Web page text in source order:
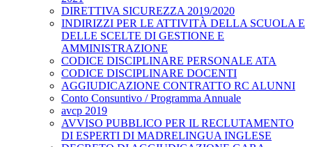
DIRETTIVA SICUREZZA 2019/2020
INDIRIZZI PER LE ATTIVITÀ DELLA SCUOLA E
DELLE SCELTE DI GESTIONE E
AMMINISTRAZIONE
CODICE DISCIPLINARE PERSONALE ATA
CODICE DISCIPLINARE DOCENTI
AGGIUDICAZIONE CONTRATTO RC ALUNNI
Conto Consuntivo / Programma Annuale
avcp 2019
AVVISO PUBBLICO PER IL RECLUTAMENTO
DI ESPERTI DI MADRELINGUA INGLESE